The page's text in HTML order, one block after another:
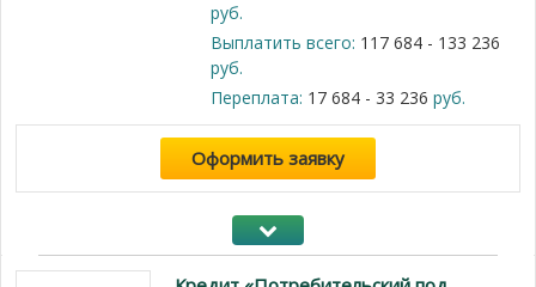
руб.
Выплатить всего: 117 684 - 133 236
руб.
Переплата: 17 684 - 33 236 руб.
Оформить заявку